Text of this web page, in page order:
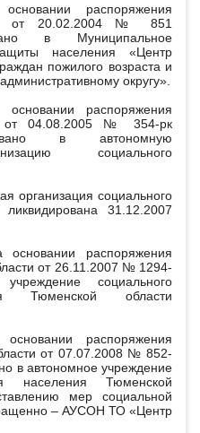
распоряжения
от 20.02.2004 № 851
в Муниципальное
населения «Центр
пожилого возраста и
округу».
распоряжения
от 04.08.2005 № 354-рк
в автономную
социального
организация социального
31.12.2007
распоряжения
от 26.11.2007 № 1294-
социального
Тюменской области
распоряжения
от 07.07.2008 № 852-
в автономное учреждение
населения Тюменской
мер социальной
– АУСОН ТО «Центр